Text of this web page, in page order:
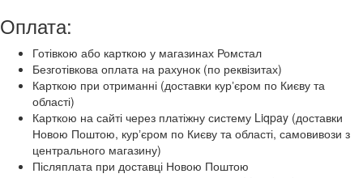
Оплата:
Готівкою або карткою у магазинах Ромстал
Безготівкова оплата на рахунок (по реквізитах)
Карткою при отриманні (доставки курʼєром по Києву та
області)
Карткою на сайті через платіжну систему Liqpay (доставки
Новою Поштою, курʼєром по Києву та області, самовивози з
центрального магазину)
Післяплата при доставці Новою Поштою